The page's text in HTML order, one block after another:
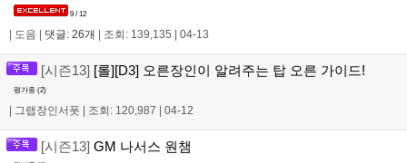
9 / 12
도음 댓글: 26개 조회: 139,135 04-13
[시즌13] [롤][D3] 오른장인이 알려주는 탑 오른 가이드!
평가중 (2)
| 그랩장인서폿 | 조회: 120,987 | 04-12
[시즌13] GM 나서스 원챔